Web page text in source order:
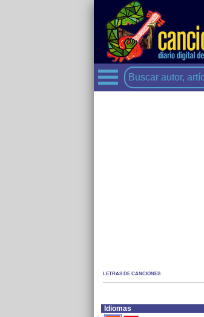
LETRAS DE CANCIONES
Idiomas